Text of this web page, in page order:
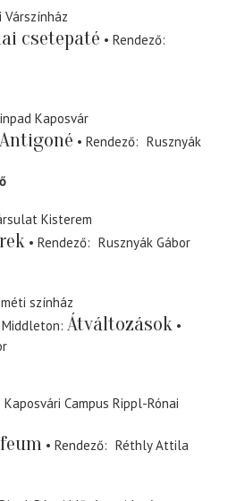
Várszínház
csetepaté
Rendező
Kaposvár
Antigoné Rendező
Rusznyák
Kisterem
Rendező
Rusznyák Gábor
színház
Átváltozások
Kaposvári Campus Rippl-Rónai
Rendező
Réthly Attila